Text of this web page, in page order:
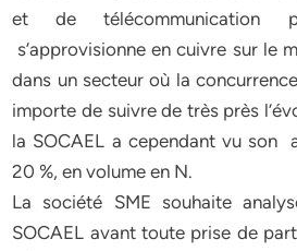
et de télécommunication
s’approvisionne en cuivre sur le
dans un secteur où la
importe de suivre de très près
la SOCAEL a cependant vu son
20 %, en volume en N.
La société SME souhaite
SOCAEL avant toute prise de